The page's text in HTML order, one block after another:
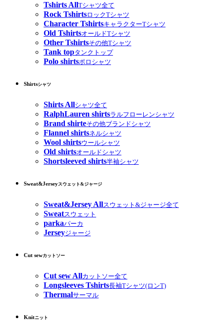
Tshirts AllTシャツ全て
Rock TshirtsロックTシャツ
Character TshirtsキャラクターTシャツ
Old TshirtsオールドTシャツ
Other Tshirtsその他Tシャツ
Tank topタンクトップ
Polo shirtsポロシャツ
Shirtsシャツ
Shirts Allシャツ全て
RalphLauren shirtsラルフローレンシャツ
Brand shirteその他ブランドシャツ
Flannel shirtsネルシャツ
Wool shirtsウールシャツ
Old shirtsオールドシャツ
Shortsleeved shirts半袖シャツ
Sweat&Jerseyスウェット&ジャージ
Sweat&Jersey Allスウェット&ジャージ全て
Sweatスウェット
parkaパーカ
Jerseyジャージ
Cut sewカットソー
Cut sew Allカットソー全て
Longsleeves Tshirts長袖Tシャツ(ロンT)
Thermalサーマル
Knitニット